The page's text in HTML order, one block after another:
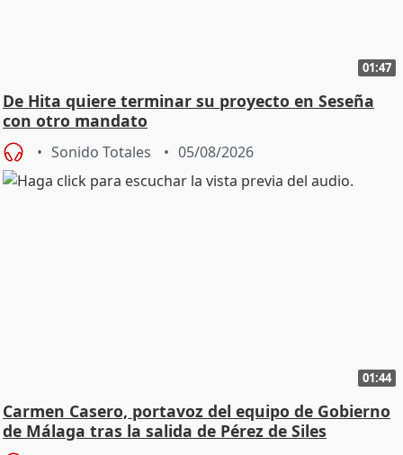
01:47
De Hita quiere terminar su proyecto en Seseña
con otro mandato
Sonido Totales 05/08/2026
01:44
Carmen Casero, portavoz del equipo de Gobierno
de Málaga tras la salida de Pérez de Siles